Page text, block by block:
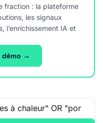
fraction : la plateforme
les signaux
l’enrichissement IA et
démo →